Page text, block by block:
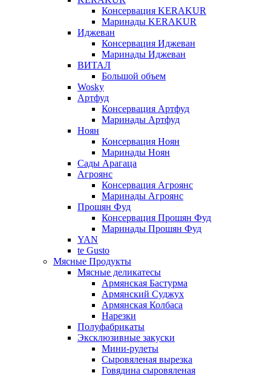
Консервация KERAKUR
Маринады KERAKUR
Иджеван
Консервация Иджеван
Маринады Иджеван
ВИТАЛ
Большой объем
Wosky
Артфуд
Консервация Артфуд
Маринады Артфуд
Ноян
Консервация Ноян
Маринады Ноян
Сады Арагаца
Агроянс
Консервация Агроянс
Маринады Агроянс
Прошян Фуд
Консервация Прошян Фуд
Маринады Прошян Фуд
YAN
te Gusto
Мясные Продукты
Мясные деликатесы
Армянская Бастурма
Армянский Суджух
Армянская Колбаса
Нарезки
Полуфабрикаты
Эксклюзивные закуски
Мини-рулеты
Сыровяленая вырезка
Говядина сыровяленая